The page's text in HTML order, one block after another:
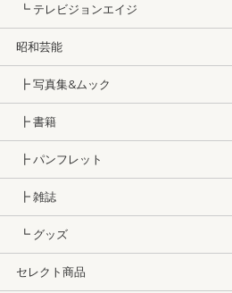
┗ テレビジョンエイジ
昭和芸能
┣ 写真集&ムック
┣ 書籍
┣ パンフレット
┣ 雑誌
┗ グッズ
セレクト商品